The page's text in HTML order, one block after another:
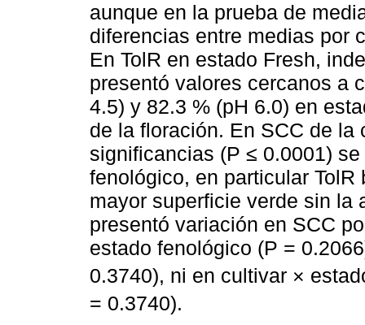
aunque en la prueba de
diferencias entre medias por
En TolR en estado Fresh,
presentó valores cercanos a
4.5) y 82.3 % (pH 6.0) en
de la floración. En SCC de la
significancias (P ≤ 0.0001)
fenológico, en particular
mayor superficie verde sin la
presentó variación en SCC
estado fenológico (P =
0.3740), ni en cultivar ×
= 0.3740).